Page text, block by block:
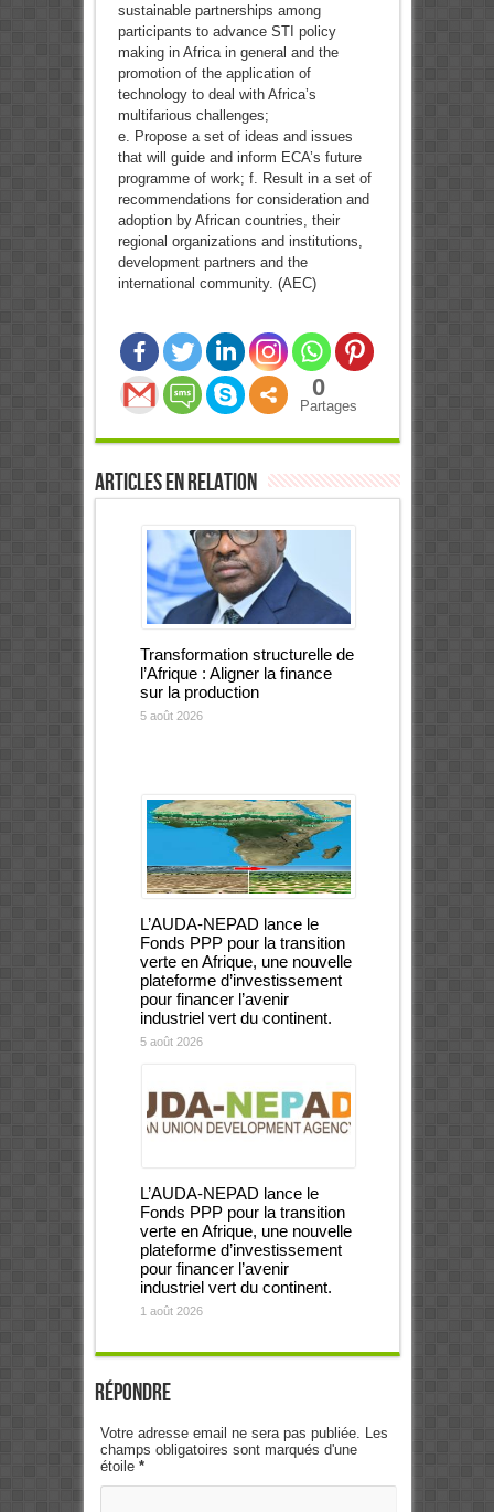
sustainable partnerships among
participants to advance STI policy
making in Africa in general and the
promotion of the application of
technology to deal with Africa’s
multifarious challenges;
e. Propose a set of ideas and issues
that will guide and inform ECA’s future
programme of work; f. Result in a set of
recommendations for consideration and
adoption by African countries, their
regional organizations and institutions,
development partners and the
international community. (AEC)
0
Partages
Articles en relation
Transformation structurelle de
l’Afrique : Aligner la finance
sur la production
5 août 2026
L’AUDA-NEPAD lance le
Fonds PPP pour la transition
verte en Afrique, une nouvelle
plateforme d’investissement
pour financer l’avenir
industriel vert du continent.
5 août 2026
L’AUDA-NEPAD lance le
Fonds PPP pour la transition
verte en Afrique, une nouvelle
plateforme d’investissement
pour financer l’avenir
industriel vert du continent.
1 août 2026
Répondre
Votre adresse email ne sera pas publiée. Les
champs obligatoires sont marqués d'une
étoile *